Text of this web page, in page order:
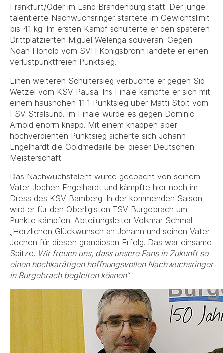
Frankfurt/Oder im Land Brandenburg statt. Der junge
talentierte Nachwuchsringer startete im Gewichtslimit
bis 41 kg. Im ersten Kampf schulterte er den späteren
Drittplatzierten Miguel Welenga souverän. Gegen
Noah Honold vom SVH Königsbronn landete er einen
verlustpunktfreien Punktsieg.
Einen weiteren Schultersieg verbuchte er gegen Sid
Wetzel vom KSV Pausa. Ins Finale kämpfte er sich mit
einem haushohen 11:1 Punktsieg über Matti Stolt vom
FSV Stralsund. Im Finale wurde es gegen Dominic
Arnold enorm knapp. Mit einem knappen aber
hochverdienten Punktsieg sicherte sich Johann
Engelhardt die Goldmedaille bei dieser Deutschen
Meisterschaft.
Das Nachwuchstalent wurde gecoacht von seinem
Vater Jochen Engelhardt und kämpfte hier noch im
Dress des KSV Bamberg. In der kommenden Saison
wird er für den Oberligisten TSV Burgebrach um
Punkte kämpfen. Abteilungsleiter Volkmar Schmal
„Herzlichen Glückwunsch an Johann und seinen Vater
Jochen für diesen grandiosen Erfolg. Das war einsame
Spitze. Wir freuen uns, dass unsere Fans in Zukunft so
einen hochkarätigen hoffnungsvollen Nachwuchsringer
in Burgebrach begleiten können“.